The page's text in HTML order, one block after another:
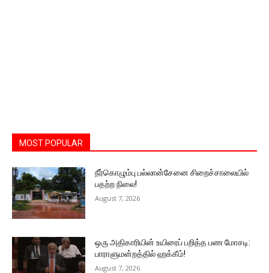
MOST POPULAR
நீர்கொழும்பு பல்லான்சேனை சிறைச்சாலையில்
பதற்ற நிலை!
August 7, 2026
ஒரு அதிகாரியின் உயிரைப் பறித்த பண மோசடி:
பாராளுமன்றத்தில் ஹக்கீம்!
August 7, 2026